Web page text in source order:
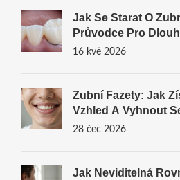
Jak Se Starat O
Průvodce Pro
16 kvě 2026
Zubní Fazety: Jak
Vzhled A Vyhnout
28 čec 2026
Jak Neviditelná